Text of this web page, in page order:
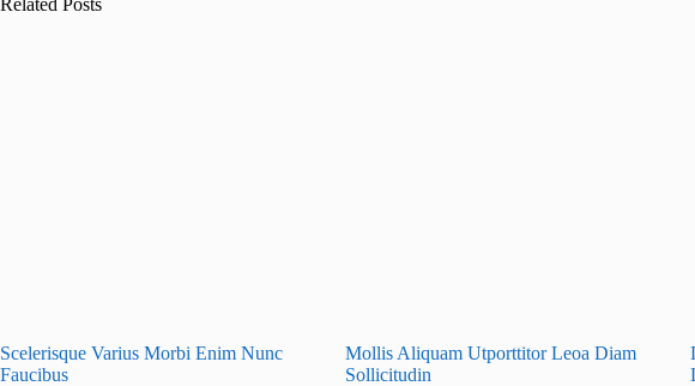
Scelerisque Varius Morbi Enim Nunc
Faucibus
Mollis Aliquam Utporttitor Leoa Diam
Sollicitudin